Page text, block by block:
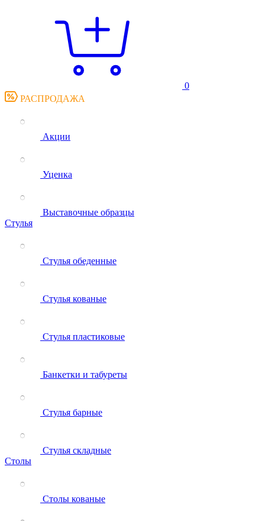
0
РАСПРОДАЖА
Акции
Уценка
Выставочные образцы
Стулья
Стулья обеденные
Стулья кованые
Стулья пластиковые
Банкетки и табуреты
Стулья барные
Стулья складные
Столы
Столы кованые